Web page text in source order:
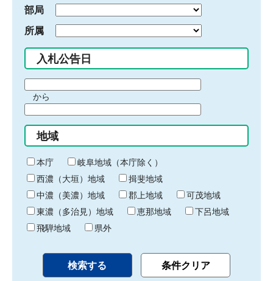
部局
所属
入札公告日
間
始
り
から
間
終
わ
り
地域
本庁
岐阜地域（本庁除く）
西濃（大垣）地域
揖斐地域
中濃（美濃）地域
郡上地域
可茂地域
東濃（多治見）地域
恵那地域
下呂地域
飛騨地域
県外